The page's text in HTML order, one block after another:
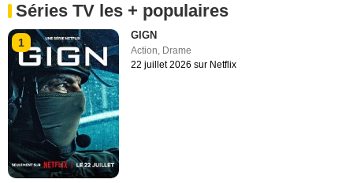
Séries TV les + populaires
1
GIGN
Action, Drame
22 juillet 2026 sur Netflix